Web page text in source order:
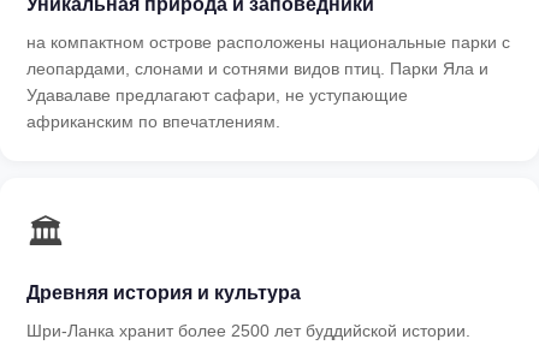
Уникальная природа и заповедники
на компактном острове расположены национальные парки с
леопардами, слонами и сотнями видов птиц. Парки Яла и
Удавалаве предлагают сафари, не уступающие
африканским по впечатлениям.
🏛
Древняя история и культура
Шри-Ланка хранит более 2500 лет буддийской истории.